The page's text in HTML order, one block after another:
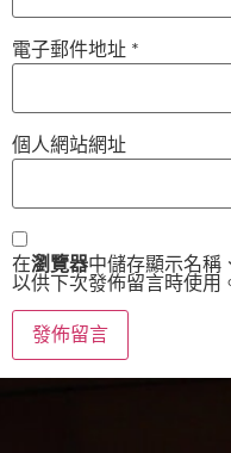
電子郵件地址 *
個人網站網址
在瀏覽器中儲存顯示名稱
以供下次發佈留言時使用